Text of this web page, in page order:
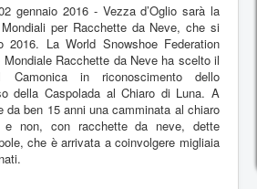
gennaio 2016 - Vezza d’Oglio sarà la
per Racchette da Neve, che si
2016. La World Snowshoe Federation
Mondiale Racchette da Neve ha scelto il
Camonica in riconoscimento dello
della Caspolada al Chiaro di Luna. A
ben 15 anni una camminata al chiaro
e non, con racchette da neve, dette
che è arrivata a coinvolgere migliaia